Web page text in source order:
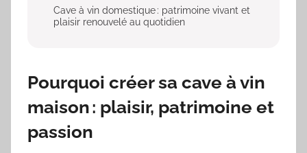
Cave à vin domestique : patrimoine vivant et
plaisir renouvelé au quotidien
Pourquoi créer sa cave à vin
maison : plaisir, patrimoine et
passion